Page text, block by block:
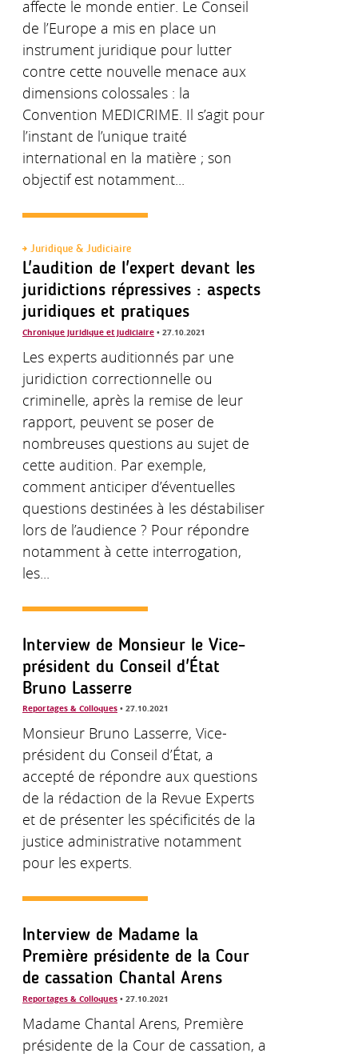
affecte le monde entier. Le Conseil
de l’Europe a mis en place un
instrument juridique pour lutter
contre cette nouvelle menace aux
dimensions colossales : la
Convention MEDICRIME. Il s’agit pour
l’instant de l’unique traité
international en la matière ; son
objectif est notamment...
Juridique & Judiciaire
L'audition de l'expert devant les
juridictions répressives : aspects
juridiques et pratiques
Chronique juridique et judiciaire • 27.10.2021
Les experts auditionnés par une
juridiction correctionnelle ou
criminelle, après la remise de leur
rapport, peuvent se poser de
nombreuses questions au sujet de
cette audition. Par exemple,
comment anticiper d’éventuelles
questions destinées à les déstabiliser
lors de l’audience ? Pour répondre
notamment à cette interrogation,
les...
Interview de Monsieur le Vice-
président du Conseil d'État
Bruno Lasserre
Reportages & Colloques • 27.10.2021
Monsieur Bruno Lasserre, Vice-
président du Conseil d’État, a
accepté de répondre aux questions
de la rédaction de la Revue Experts
et de présenter les spécificités de la
justice administrative notamment
pour les experts.
Interview de Madame la
Première présidente de la Cour
de cassation Chantal Arens
Reportages & Colloques • 27.10.2021
Madame Chantal Arens, Première
présidente de la Cour de cassation, a